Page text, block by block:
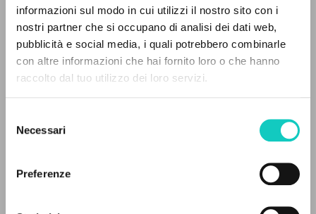
informazioni sul modo in cui utilizzi il nostro sito con i
nostri partner che si occupano di analisi dei dati web,
pubblicità e social media, i quali potrebbero combinarle
con altre informazioni che hai fornito loro o che hanno
raccolto dal tuo utilizzo dei loro servizi.
delNecessari
Preferenze
PHILIPS
Spanish
2007
Pages: 2
The portal collects and gives access to the
writings of Luigi Giussani: nearly 5,000
bibliographic references, full texts in 5
languages, and dedicated thematic sections.